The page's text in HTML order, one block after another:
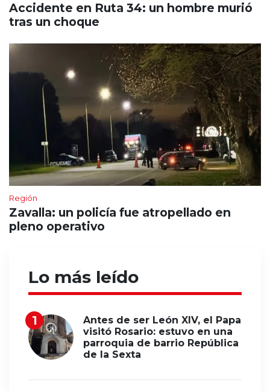
Accidente en Ruta 34: un hombre murió
tras un choque
Región
Zavalla: un policía fue atropellado en
pleno operativo
Lo más leído
Antes de ser León XIV, el Papa
visitó Rosario: estuvo en una
parroquia de barrio República
de la Sexta